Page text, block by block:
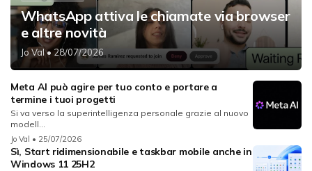
WhatsApp attiva le chiamate via browser
e altre novità
Jo Val• 28/07/2026
Meta AI può agire per tuo conto e portare a
termine i tuoi progetti
Si va verso la superintelligenza personale grazie al nuovo
modell...
Jo Val • 25/07/2026
Sì, Start ridimensionabile e taskbar mobile anche in
Windows 11 25H2